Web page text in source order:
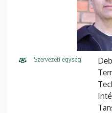
Szervezeti egység